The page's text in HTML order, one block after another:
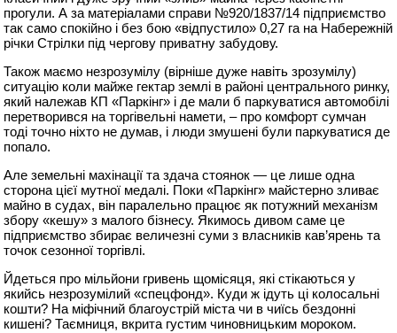
прогули. А за матеріалами справи №920/1837/14 підприємство
так само спокійно і без бою «відпустило» 0,27 га на Набережній
річки Стрілки під чергову приватну забудову.
Також маємо незрозумілу (вірніше дуже навіть зрозумілу)
ситуацію коли майже гектар землі в районі центрального ринку,
який належав КП «Паркінг» і де мали б паркуватися автомобілі
перетворився на торгівельні намети, – про комфорт сумчан
тоді точно ніхто не думав, і люди змушені були паркуватися де
попало.
Але земельні махінації та здача стоянок — це лише одна
сторона цієї мутної медалі. Поки «Паркінг» майстерно зливає
майно в судах, він паралельно працює як потужний механізм
збору «кешу» з малого бізнесу. Якимось дивом саме це
підприємство збирає величезні суми з власників кав’ярень та
точок сезонної торгівлі.
Йдеться про мільйони гривень щомісяця, які стікаються у
якийсь незрозумілий «спецфонд». Куди ж ідуть ці колосальні
кошти? На міфічний благоустрій міста чи в чиїсь бездонні
кишені? Таємниця, вкрита густим чиновницьким мороком.